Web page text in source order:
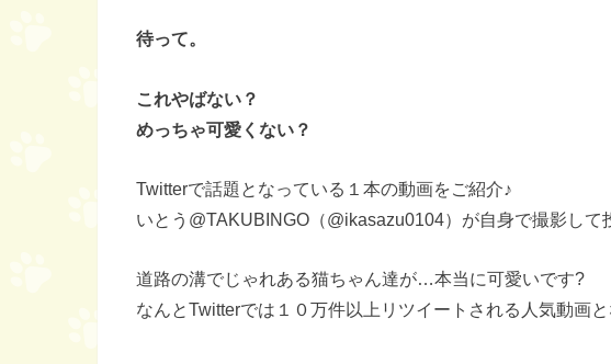
待って。
これやばない？
めっちゃ可愛くない？
Twitterで話題となっている１本の動画をご紹介♪
いとう@TAKUBINGO（‏@ikasazu0104）が自
道路の溝でじゃれある猫ちゃん達が…本当に可愛いです?
なんとTwitterでは１０万件以上リツイートされる人気動画と